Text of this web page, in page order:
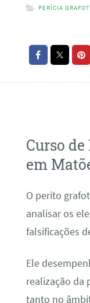
PERÍCIA
Curso
em
O perito
analisar os
falsificações
Ele
realização da
tanto no